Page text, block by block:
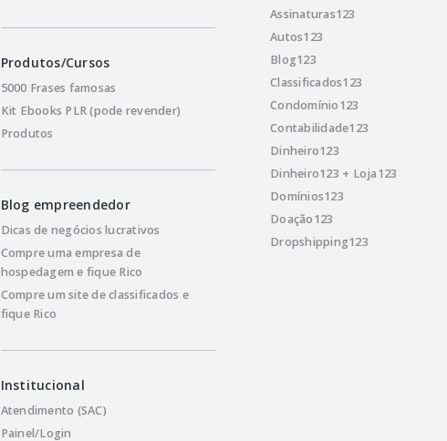
Produtos/Cursos
5000 Frases famosas
Kit Ebooks PLR (pode revender)
Produtos
Blog empreendedor
Dicas de negócios lucrativos
Compre uma empresa de
hospedagem e fique Rico
Compre um site de classificados e
fique Rico
Institucional
Atendimento (SAC)
Painel/Login
Assinaturas123
Autos123
Blog123
Classificados123
Condomínio123
Contabilidade123
Dinheiro123
Dinheiro123 + Loja123
Domínios123
Doação123
Dropshipping123